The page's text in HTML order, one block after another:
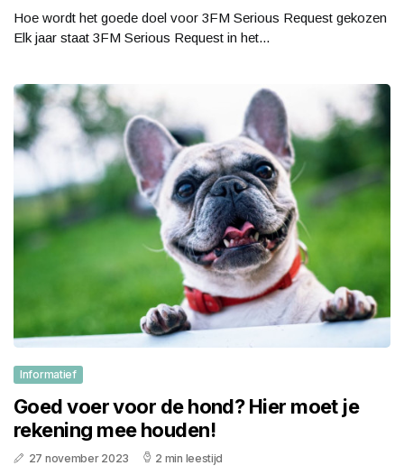
Hoe wordt het goede doel voor 3FM Serious Request gekozen
Elk jaar staat 3FM Serious Request in het...
Informatief
Goed voer voor de hond? Hier moet je
rekening mee houden!
27 november 2023 2 min leestijd